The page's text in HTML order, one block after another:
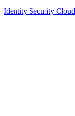
Identity Security Cloud